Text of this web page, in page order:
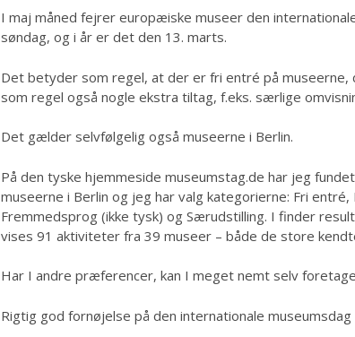
I maj måned fejrer europæiske museer den
søndag, og i år er det den 13. marts.
Det betyder som regel, at der er fri entré på museerne,
som regel også nogle ekstra tiltag, f.eks. særlige
Det gælder selvfølgelig også museerne i Berlin.
På den tyske hjemmeside museumstag.de har jeg
museerne i Berlin og jeg har valg kategorierne: Fri entré,
Fremmedsprog (ikke tysk) og Særudstilling. I finder
vises 91 aktiviteter fra 39 museer – både de store
Har I andre præferencer, kan I meget nemt selv
Rigtig god fornøjelse på den internationale museumsdag